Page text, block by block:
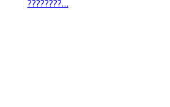
????????...